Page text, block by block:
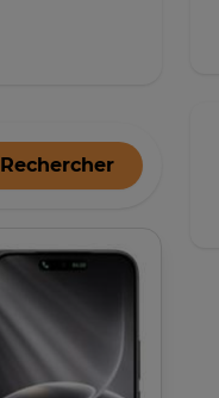
Rechercher